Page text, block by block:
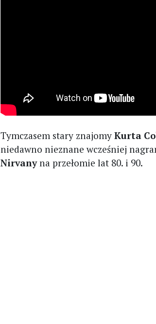
Tymczasem stary znajomyKurta
niedawno nieznane wcześniej
Nirvanyna przełomie lat 80. i 90.